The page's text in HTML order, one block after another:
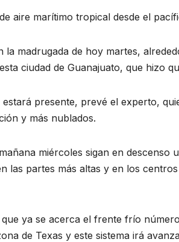
aire marítimo tropical desde el
la madrugada de hoy martes,
ciudad de Guanajuato, que hizo
presente, prevé el experto,
y más nublados.
miércoles sigan en descenso
las partes más altas y en los
ya se acerca el frente frío
de Texas y este sistema irá